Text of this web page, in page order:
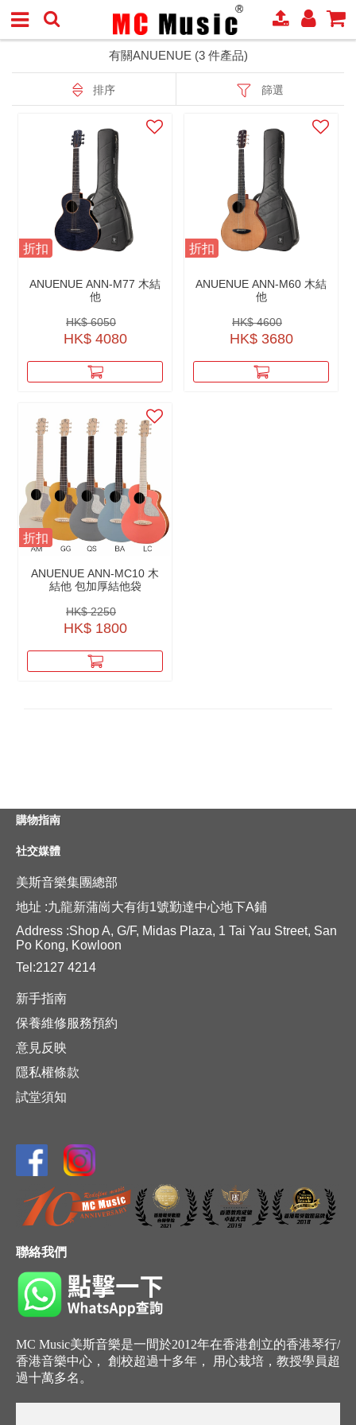
有關ANUENUE (3 件產品)
排序 篩選
折扣
ANUENUE ANN-M77 木結
他
HK$ 6050
HK$ 4080
折扣
ANUENUE ANN-M60 木結
他
HK$ 4600
HK$ 3680
折扣
ANUENUE ANN-MC10 木
結他 包加厚結他袋
HK$ 2250
HK$ 1800
購物指南
社交媒體
美斯音樂集團總部
地址 :九龍新蒲崗大有街1號勤達中心地下A鋪
Address :Shop A, G/F, Midas Plaza, 1 Tai Yau Street, San
Po Kong, Kowloon
Tel:2127 4214
新手指南
保養維修服務預約
意見反映
隱私權條款
試堂須知
聯絡我們
MC Music美斯音樂是一間於2012年在香港創立的香港琴行/
香港音樂中心， 創校超過十多年， 用心栽培，教授學員超
過十萬多名。